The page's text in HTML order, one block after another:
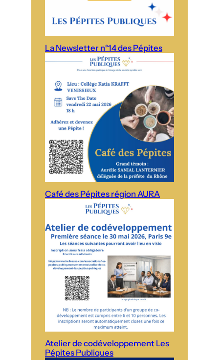
La Newsletter n°14 des Pépites
Café des Pépites région AURA
Atelier de codéveloppement Les
Pépites Publiques